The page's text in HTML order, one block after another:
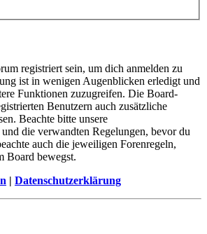
registriert sein, um dich anmelden zu
ist in wenigen Augenblicken erledigt und
Funktionen zuzugreifen. Die Board-
Benutzern auch zusätzliche
Beachte bitte unsere
die verwandten Regelungen, bevor du
auch die jeweiligen Forenregeln,
Board bewegst.
| Datenschutzerklärung